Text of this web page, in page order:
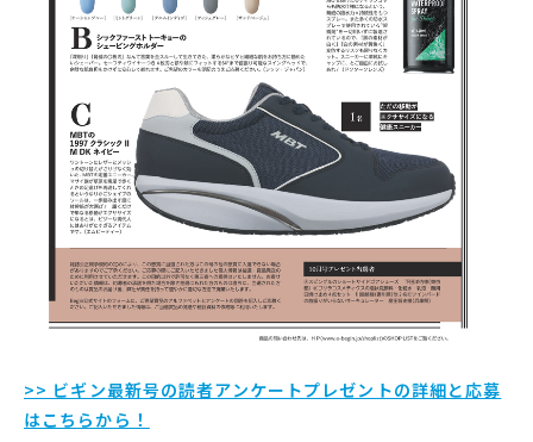
>> ビギン最新号の読者アンケートプレゼントの詳細と応募
はこちらから！